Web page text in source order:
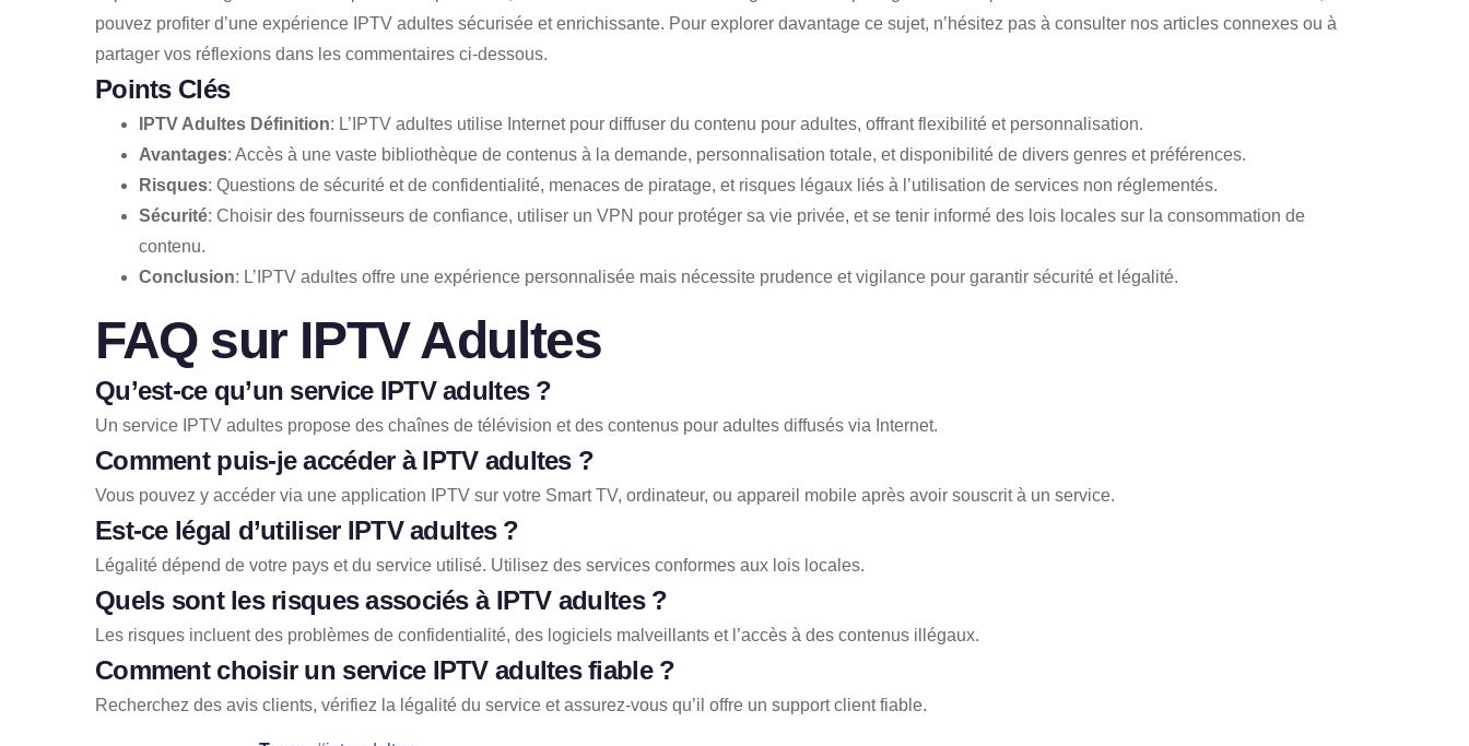
pouvez profiter d’une expérience IPTV adultes sécurisée et enrichissante. Pour explorer davantage ce sujet, n’hésitez pas à consulter nos articles connexes ou à
partager vos réflexions dans les commentaires ci-dessous.
Points Clés
IPTV Adultes Définition: L’IPTV adultes utilise Internet pour diffuser du contenu pour adultes, offrant flexibilité et personnalisation.
Avantages: Accès à une vaste bibliothèque de contenus à la demande, personnalisation totale, et disponibilité de divers genres et préférences.
Risques: Questions de sécurité et de confidentialité, menaces de piratage, et risques légaux liés à l’utilisation de services non réglementés.
Sécurité: Choisir des fournisseurs de confiance, utiliser un VPN pour protéger sa vie privée, et se tenir informé des lois locales sur la consommation de
contenu.
Conclusion: L’IPTV adultes offre une expérience personnalisée mais nécessite prudence et vigilance pour garantir sécurité et légalité.
FAQ sur IPTV Adultes
Qu’est-ce qu’un service IPTV adultes ?
Un service IPTV adultes propose des chaînes de télévision et des contenus pour adultes diffusés via Internet.
Comment puis-je accéder à IPTV adultes ?
Vous pouvez y accéder via une application IPTV sur votre Smart TV, ordinateur, ou appareil mobile après avoir souscrit à un service.
Est-ce légal d’utiliser IPTV adultes ?
Légalité dépend de votre pays et du service utilisé. Utilisez des services conformes aux lois locales.
Quels sont les risques associés à IPTV adultes ?
Les risques incluent des problèmes de confidentialité, des logiciels malveillants et l’accès à des contenus illégaux.
Comment choisir un service IPTV adultes fiable ?
Recherchez des avis clients, vérifiez la légalité du service et assurez-vous qu’il offre un support client fiable.